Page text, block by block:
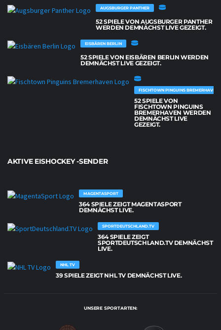
AUGSBURGER PANTHER
52 SPIELE VON AUGSBURGER PANTHER
WERDEN DEMNÄCHST LIVE GEZEIGT.
EISBÄREN BERLIN
52 SPIELE VON EISBÄREN BERLIN WERDEN
DEMNÄCHST LIVE GEZEIGT.
FISCHTOWN PINGUINS BREMERHAVEN
52 SPIELE VON
FISCHTOWN PINGUINS
BREMERHAVEN WERDEN
DEMNÄCHST LIVE
GEZEIGT.
AKTIVE EISHOCKEY -SENDER
MAGENTASPORT
364 SPIELE ZEIGT MAGENTASPORT
DEMNÄCHST LIVE.
SPORTDEUTSCHLAND.TV
364 SPIELE ZEIGT
SPORTDEUTSCHLAND.TV DEMNÄCHST
LIVE.
NHL TV
39 SPIELE ZEIGT NHL TV DEMNÄCHST LIVE.
UNSERE SPORTARTEN: